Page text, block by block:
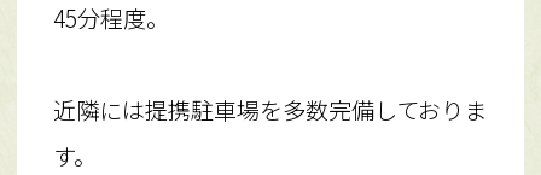
45分程度。
近隣には提携駐車場を多数完備しておりま
す。